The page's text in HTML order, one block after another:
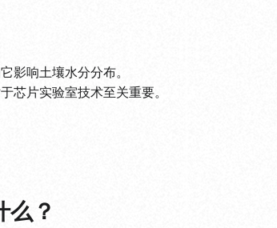
影响土壤水分分布。
芯片实验室技术至关重要。
么？